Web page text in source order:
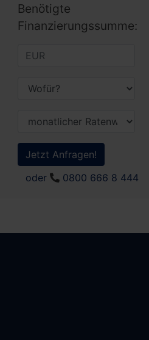
Benötigte
Finanzierungssumme:
Jetzt Anfragen!
oder
0800 666 8 444